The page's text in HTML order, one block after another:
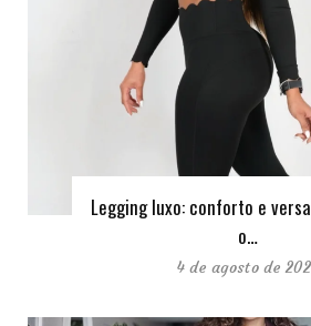
Legging luxo: conforto e
o…
4 de agosto de